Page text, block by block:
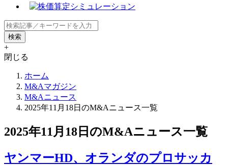
+
閉じる
ホーム
M&Aマガジン
M&Aニュース
2025年11月18日のM&Aニュース一覧
2025年11月18日のM&Aニュース一覧
ヤンマーHD、オランダのプロサッカ